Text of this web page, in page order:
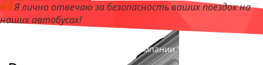
Я лично отвечаю за безопасность ваших поездок на
наших автобусах!
, директор компании "ЕвпаторияБас"